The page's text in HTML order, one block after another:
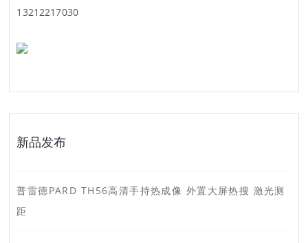
13212217030
新品发布
普雷德PARD TH56高清手持热成像 外置大屏热搜 激光测
距